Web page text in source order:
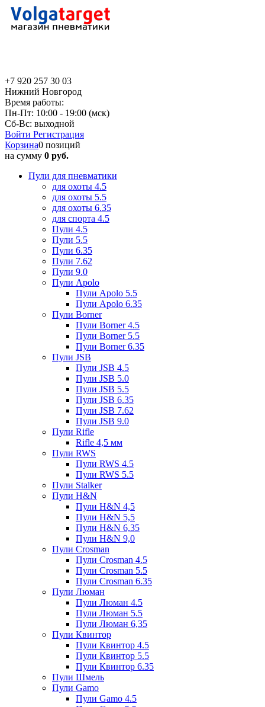
+7 920 257 30 03
Нижний Новгород
Время работы:
Пн-Пт: 10:00 - 19:00 (мск)
Сб-Вс: выходной
Войти Регистрация
Корзина0 позиций
на сумму 0 руб.
Пули для пневматики
для охоты 4.5
для охоты 5.5
для охоты 6.35
для спорта 4.5
Пули 4.5
Пули 5.5
Пули 6.35
Пули 7.62
Пули 9.0
Пули Apolo
Пули Apolo 5.5
Пули Apolo 6.35
Пули Borner
Пули Borner 4.5
Пули Borner 5.5
Пули Borner 6.35
Пули JSB
Пули JSB 4.5
Пули JSB 5.0
Пули JSB 5.5
Пули JSB 6.35
Пули JSB 7.62
Пули JSB 9.0
Пули Rifle
Rifle 4,5 мм
Пули RWS
Пули RWS 4.5
Пули RWS 5.5
Пули Stalker
Пули H&N
Пули H&N 4,5
Пули H&N 5,5
Пули H&N 6,35
Пули H&N 9,0
Пули Crosman
Пули Crosman 4.5
Пули Crosman 5.5
Пули Crosman 6.35
Пули Люман
Пули Люман 4.5
Пули Люман 5.5
Пули Люман 6,35
Пули Квинтор
Пули Квинтор 4.5
Пули Квинтор 5.5
Пули Квинтор 6.35
Пули Шмель
Пули Gamo
Пули Gamo 4.5